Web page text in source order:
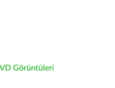
Görüntüleri